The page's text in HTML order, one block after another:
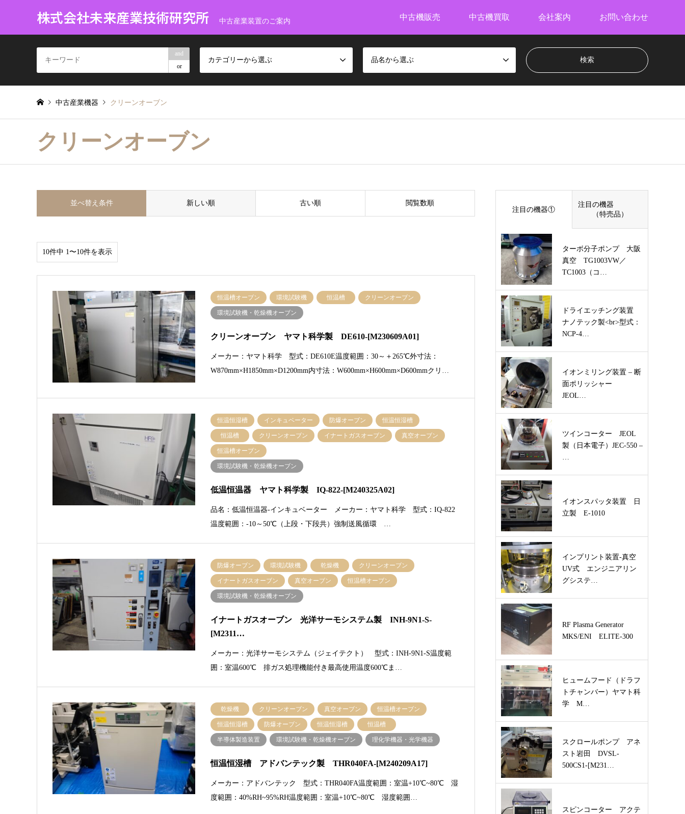
株式会社未来産業技術研究所 中古産業装置のご案内 中古機販売 中古機買取 会社案内 お問い合わせ
and
or
カテゴリーから選ぶ 品名から選ぶ
中古産業機器 クリーンオーブン
クリーンオーブン
並べ替え条件 新しい順 古い順 閲覧数順
10件中 1〜10件を表示
恒温槽オーブン 環境試験機 恒温槽 クリーンオーブン
環境試験機・乾燥機オーブン
クリーンオーブン ヤマト科学製 DE610-[M230609A01]
メーカー：ヤマト科学 型式：DE610E温度範囲：30～＋265℃外寸法：
W870mm×H1850mm×D1200mm内寸法：W600mm×H600mm×D600mmクリ…
恒温恒湿槽 インキュベーター 防爆オーブン 恒温恒湿槽
恒温槽 クリーンオーブン イナートガスオーブン 真空オーブン
恒温槽オーブン
環境試験機・乾燥機オーブン
低温恒温器 ヤマト科学製 IQ-822-[M240325A02]
品名：低温恒温器-インキュベーター メーカー：ヤマト科学 型式：IQ-822
温度範囲：-10～50℃（上段・下段共）強制送風循環 …
防爆オーブン 環境試験機 乾燥機 クリーンオーブン
イナートガスオーブン 真空オーブン 恒温槽オーブン
環境試験機・乾燥機オーブン
イナートガスオーブン 光洋サーモシステム製 INH-9N1-S-
[M2311…
メーカー：光洋サーモシステム（ジェイテクト） 型式：INH-9N1-S温度範
囲：室温600℃ 排ガス処理機能付き最高使用温度600℃ま…
乾燥機 クリーンオーブン 真空オーブン 恒温槽オーブン
恒温恒湿槽 防爆オーブン 恒温恒湿槽 恒温槽
半導体製造装置 環境試験機・乾燥機オーブン 理化学機器・光学機器
恒温恒湿槽 アドバンテック製 THR040FA-[M240209A17]
メーカー：アドバンテック 型式：THR040FA温度範囲：室温+10℃~80℃ 湿
度範囲：40%RH~95%RH温度範囲：室温+10℃~80℃ 湿度範囲…
注目の機器①
注目の機器
（特売品）
ターボ分子ポンプ 大阪
真空 TG1003VW／
TC1003（コ…
ドライエッチング装置
ナノテック製<br>型式：
NCP-4…
イオンミリング装置 – 断
面ポリッシャー
JEOL…
ツインコーター JEOL
製（日本電子）JEC-550 –
…
イオンスパッタ装置 日
立製 E-1010
インプリント装置-真空
UV式 エンジニアリン
グシステ…
RF Plasma Generator
MKS/ENI ELITE-300
ヒュームフード（ドラフ
トチャンバー）ヤマト科
学 M…
スクロールポンプ アネ
スト岩田 DVSL-
500CS1-[M231…
スピンコーター アクテ